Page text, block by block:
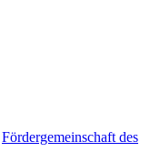
Fördergemeinschaft des